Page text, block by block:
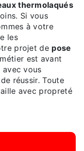
thermolaqués
Si vous
à votre
les
projet de pose
est avant
vous
réussir. Toute
avec propreté